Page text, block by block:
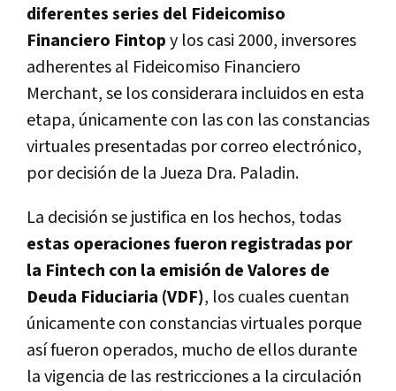
diferentes series del Fideicomiso
Financiero Fintopy los casi 2000, inversores
adherentes al Fideicomiso Financiero
Merchant, se los considerara incluidos en esta
etapa, únicamente con las con las constancias
virtuales presentadas por correo electrónico,
por decisión de la Jueza Dra. Paladin.
La decisión se justifica en los hechos, todas
estas operaciones fueron registradas por
la Fintech con la emisión de Valores de
Deuda Fiduciaria (VDF), los cuales cuentan
únicamente con constancias virtuales porque
así fueron operados, mucho de ellos durante
la vigencia de las restricciones a la circulación